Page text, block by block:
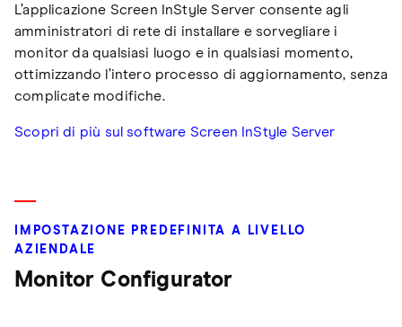
L’applicazione Screen InStyle Server consente agli
amministratori di rete di installare e sorvegliare i
monitor da qualsiasi luogo e in qualsiasi momento,
ottimizzando l’intero processo di aggiornamento, senza
complicate modifiche.
Scopri di più sul software Screen InStyle Server
IMPOSTAZIONE PREDEFINITA A LIVELLO
AZIENDALE
Monitor Configurator